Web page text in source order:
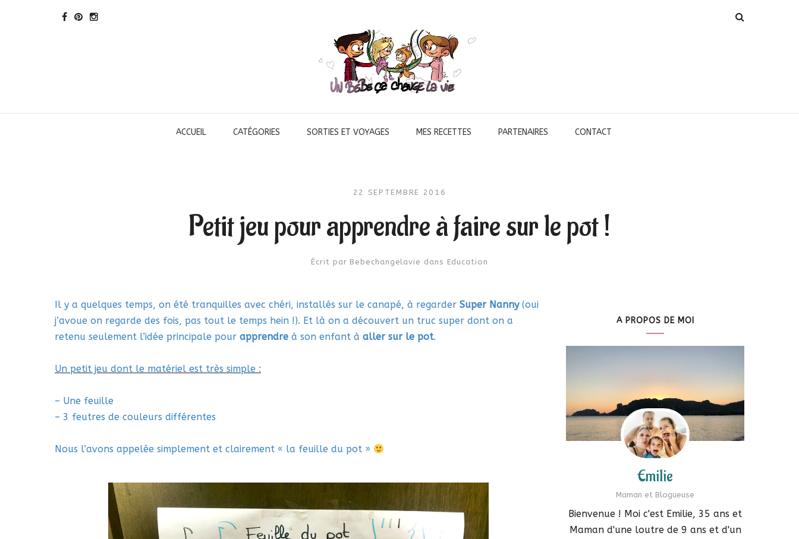
ACCUEIL CATÉGORIES SORTIES ET VOYAGES MES RECETTES PARTENAIRES CONTACT
22 SEPTEMBRE 2016
Petit jeu pour apprendre à faire sur le pot !
Écrit par Bebechangelavie dans Education
Il y a quelques temps, on été tranquilles avec chéri, installés sur le canapé, à regarder Super Nanny(oui
j’avoue on regarde des fois, pas tout le temps hein !). Et là on a découvert un truc super dont on a
retenu seulement l’idée principale pour apprendre à son enfant à aller sur le pot.
Un petit jeu dont le matériel est très simple :
– Une feuille
– 3 feutres de couleurs différentes
Nous l’avons appelée simplement et clairement « la feuille du pot »
A PROPOS DE MOI
Emilie
Maman et Blogueuse
Bienvenue ! Moi c'est Emilie, 35 ans et
Maman d'une loutre de 9 ans et d'un